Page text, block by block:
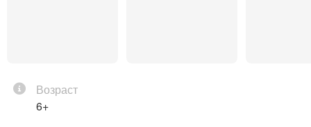
великолепными мелодиями, которые будут
звучать в гармонии с архитектурой и атмосферой
Возраст
6+